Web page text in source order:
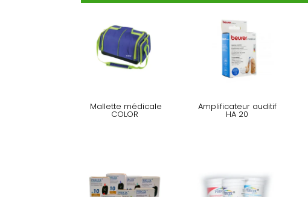
Mallette médicale
COLOR
Amplificateur auditif
HA 20